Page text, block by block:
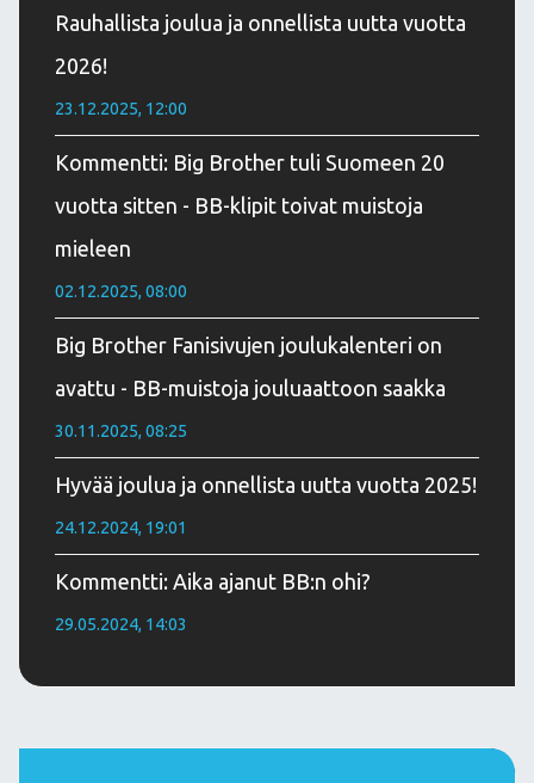
Rauhallista joulua ja onnellista uutta vuotta
2026!
23.12.2025, 12:00
Kommentti: Big Brother tuli Suomeen 20
vuotta sitten - BB-klipit toivat muistoja
mieleen
02.12.2025, 08:00
Big Brother Fanisivujen joulukalenteri on
avattu - BB-muistoja jouluaattoon saakka
30.11.2025, 08:25
Hyvää joulua ja onnellista uutta vuotta 2025!
24.12.2024, 19:01
Kommentti: Aika ajanut BB:n ohi?
29.05.2024, 14:03